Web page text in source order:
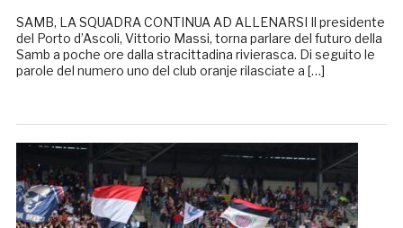
SAMB, LA SQUADRA CONTINUA AD ALLENARSI Il presidente
del Porto d’Ascoli, Vittorio Massi, torna parlare del futuro della
Samb a poche ore dalla stracittadina rivierasca. Di seguito le
parole del numero uno del club oranje rilasciate a […]